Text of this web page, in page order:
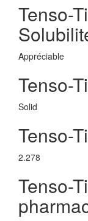
Tenso-
Appréciable
Tenso-
Solid
Tenso-
2.278
Tenso-